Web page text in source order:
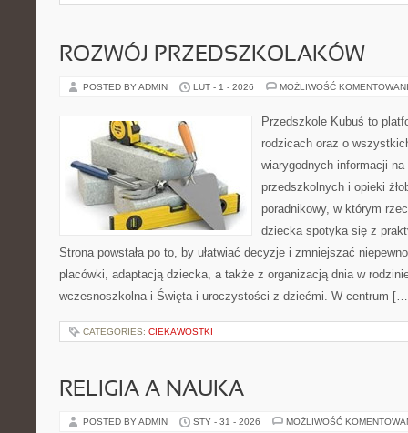
ROZWÓJ PRZEDSZKOLAKÓW
POSTED BY ADMIN LUT - 1 - 2026 MOŻLIWOŚĆ
Przedszkole Kubuś to
rodzicach oraz o
wiarygodnych informacji
przedszkolnych i opieki
poradnikowy, w którym
dziecka spotyka się z
Strona powstała po to, by ułatwiać decyzje i zmniejszać
placówki, adaptacją dziecka, a także z organizacją dnia w
wczesnoszkolna i Święta i uroczystości z dziećmi. W centrum
CATEGORIES: CIEKAWOSTKI
RELIGIA A NAUKA
POSTED BY ADMIN STY - 31 - 2026 MOŻLIWOŚĆ